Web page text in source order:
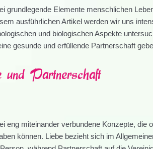
grundlegende Elemente menschlichen
ausführlichen Artikel werden wir uns
und biologischen Aspekte
gesunde und erfüllende Partnerschaft
Partnerschaft
eng miteinander verbundene Konzepte,
können. Liebe bezieht sich im